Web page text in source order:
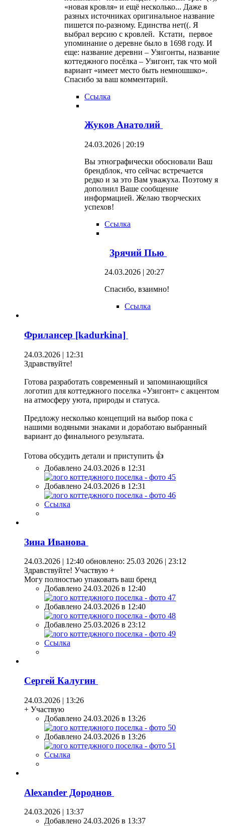
«новая кровля» и ещё несколько... Даже в
разных источниках оригинальное название
пишется по-разному. Единства нет((. Я
выбрал версию с кровлей. Кстати, первое
упоминание о деревне было в 1698 году. И
еще: название деревни – Узигонты, название
коттеджного посёлка – Узигонт, так что мой
вариант «имеет место быть немношшко».
Спасибо за ваш комментарий.
Ссылка
Жуков Анатолий
24.03.2026 | 20:19
Вы этнографически обосновали Ваш
брендблок, что сейчас встречается
редко и за это Вам уважуха. Поэтому я
дополнил Ваше сообщение
информацией. Желаю творческих
успехов!
Ссылка
Зрячий Пью
24.03.2026 | 20:27
Спасибо, взаимно!
Ссылка
Фрилансер [kadurkina]
24.03.2026 | 12:31
Здравствуйте!
Готова разработать современный и запоминающийся
логотип для коттеджного поселка «Узигонт» с акцентом
на атмосферу уюта, природы и статуса.
Предложу несколько концепций на выбор пока с
нашими водяными знаками и доработаю выбранный
вариант до финального результата.
Готова обсудить детали и приступить 👍
Добавлено 24.03.2026 в 12:31
Добавлено 24.03.2026 в 12:31
Ссылка
Зина Иванова
24.03.2026 | 12:40 обновлено: 25.03 2026 | 23:12
Здравствуйте! Участвую +
Могу полностью упаковать ваш бренд
Добавлено 24.03.2026 в 12:40
Добавлено 24.03.2026 в 12:40
Добавлено 25.03.2026 в 23:12
Ссылка
Сергей Калугин
24.03.2026 | 13:26
+ Участвую
Добавлено 24.03.2026 в 13:26
Добавлено 24.03.2026 в 13:26
Ссылка
Alexander Дороднов
24.03.2026 | 13:37
Добавлено 24.03.2026 в 13:37